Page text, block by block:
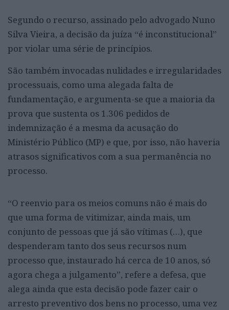
Segundo o recurso, assinado pelo advogado Nuno
Silva Vieira, a decisão da juíza “é inconstitucional”
por violar uma série de princípios.
São também invocadas nulidades e irregularidades
processuais, como uma alegada falta de
fundamentação, e argumenta-se que a maioria da
prova que sustenta os 1.306 pedidos de
indemnização é a mesma da acusação do
Ministério Público (MP) e que, por isso, não haveria
atrasos significativos com a sua permanência no
processo.
“O reenvio para os meios comuns não é mais do
que uma forma de vitimizar, ainda mais, um
conjunto de pessoas que já são vítimas (…), que
despenderam tanto dos seus recursos num
processo que, instaurado há cerca de 10 anos, só
agora chega a julgamento”, refere a defesa, que
alega ainda que esta decisão pode fazer cair o
arresto preventivo dos bens no processo, uma vez